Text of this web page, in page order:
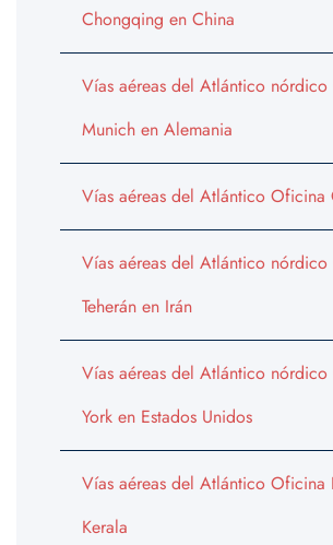
Chongqing en China
Vías aéreas del Atlántico
Munich en Alemania
Vías aéreas del Atlántico Oficina
Vías aéreas del Atlántico
Teherán en Irán
Vías aéreas del Atlántico
York en Estados Unidos
Vías aéreas del Atlántico Oficina
Kerala